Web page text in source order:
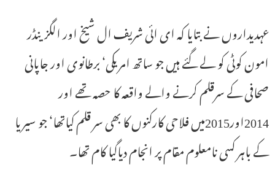
عہدیداروں نے بتایا کہ ای ائی شریف ال شیخ اور الگزینڈر
امون کوٹی کو لے گئے ہیں جو ساتھ امریکی‘ برطانوی اور جاپانی
صحافی کے سرقلم کرنے والے واقعہ کا حصہ تھے اور
2014اور2015میں فلاحی کارکنوں کا بھی سر قلم کیاتھا‘ جو سیریا
کے باہر کسی نامعلوم مقام پر انجام دیاگیا کام تھا۔